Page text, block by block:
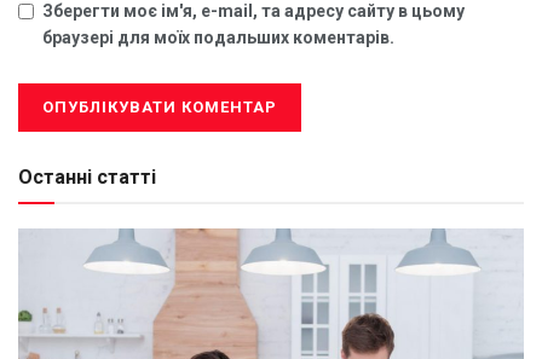
Зберегти моє ім'я, e-mail, та адресу сайту в цьому
браузері для моїх подальших коментарів.
Останні статті